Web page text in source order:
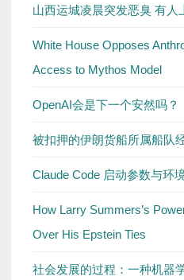
山西运城凌晨突发恶臭 有人
White House Opposes
Access to Mythos Model
OpenAI会是下一个安然吗？
被扣押的伊朗货船所属船队
Claude Code 启动参数与环
How Larry Summers’s
Over His Epstein Ties
社会发展的过程：一种机器